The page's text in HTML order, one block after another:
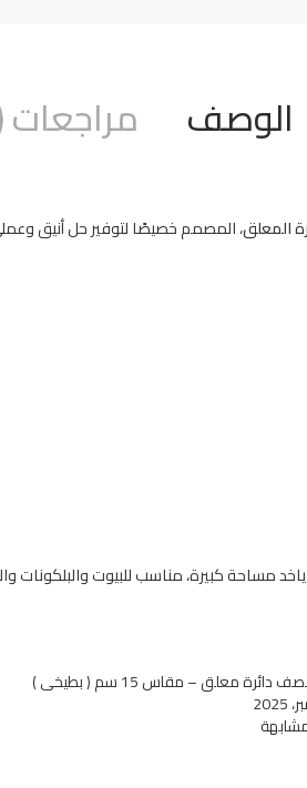
الوصف مراجعات
المعلق، المصمم خصيصًا لتوفير حل أنيق
مساحة كبيرة، مناسب للبيوت والبلكونات
معلق – مقاس 15 سم ( بطيخي )